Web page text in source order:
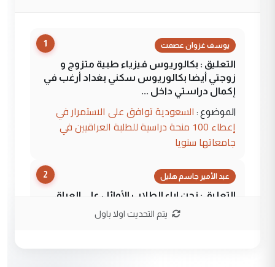
1 يوسف غزوان عصمت
التعليق : بكالوريوس فيزياء طبية متزوج و
زوجتي أيضا بكالوريوس سكني بغداد أرغب في
إكمال دراستي داخل ...
الموضوع : السعودية توافق على الاستمرار في
إعطاء 100 منحة دراسية للطلبة العراقيين في
جامعاتها سنويا
2 عبد الأمير جاسم هليل
التعليق : نحن اباء الطلاب الأوائل على العراق
نتشرف بلقاء السيد احمد الصافي في العتبات
يتم التحديث اولا باول